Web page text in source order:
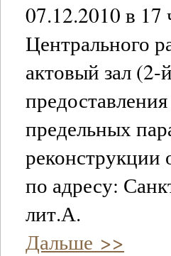
07.12.2010 в 17
Центрального
актовый зал (2-
предельных
реконструкции
по адресу:
лит.А.
Дальше >>